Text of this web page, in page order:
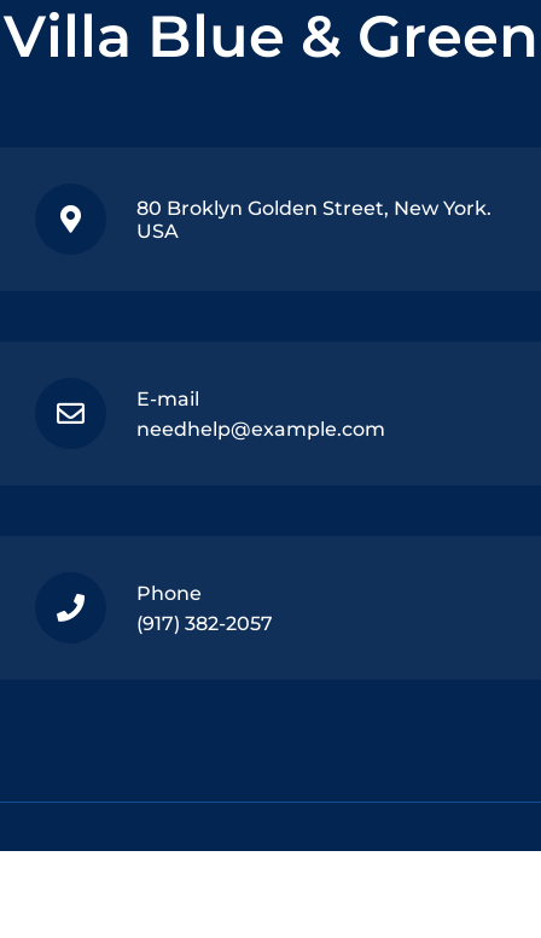
Villa Blue & Green
80 Broklyn Golden Street, New York.
USA
E-mail
needhelp@example.com
Phone
(917) 382-2057